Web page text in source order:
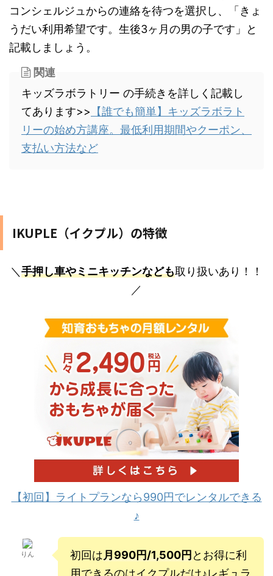
コンシェルジュからの連絡を待つを選択し、「きょ
うだい利用希望です。生後3ヶ月の男の子です」と
記載しましょう。
関連
キッズラボラトリー の手続きを詳しく記載し
てあります>> 【誰でも簡単】キッズラボラト
リーの始め方講座。最低利用期間やクーポン、
支払い方法など
IKUPLE（イクプル）の特徴
＼ 手押し車やミニキッチンなども取り扱いあり！！
／
【初回】ライトプランなら990円でレンタルできる
♪
りん 初回は月990円/1,500円 とお得に利
用できるのはイクプルだけ♪レギュラ